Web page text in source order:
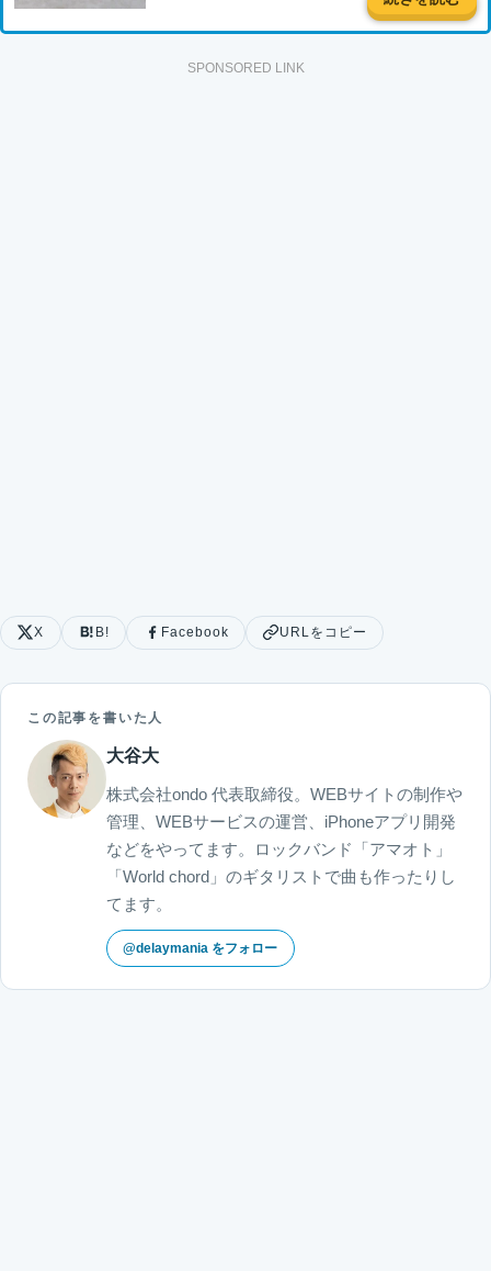
SPONSORED LINK
X B! Facebook URLをコピー
この記事を書いた人
大谷大
株式会社ondo 代表取締役。WEBサイトの制作や
管理、WEBサービスの運営、iPhoneアプリ開発
などをやってます。ロックバンド「アマオト」
「World chord」のギタリストで曲も作ったりし
てます。
@delaymania をフォロー